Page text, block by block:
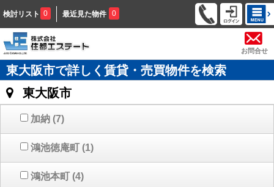
検討リスト 0 最近見た物件 0
お問合せ
東大阪市で詳しく賃貸・売買物件を検索
東大阪市
加納 (7)
鴻池徳庵町 (1)
鴻池本町 (4)